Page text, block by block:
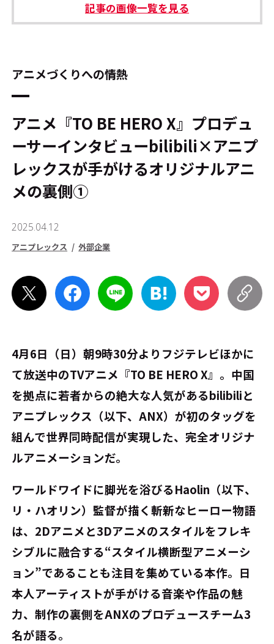
本サイトご利用にあたって Cookie Settings
記事の画像一覧を見る
アニメづくりへの情熱
アニメ『TO BE HERO X』プロデュ
ーサーインタビュー――bilibili×アニプ
レックスが手がけるオリジナルアニ
メの裏側①
2025.04.12
アニプレックス 外部企業
4月6日（日）朝9時30分よりフジテレビほかに
て放送中のTVアニメ『TO BE HERO X』。中国
を拠点に若者からの絶⼤な⼈気があるbilibiliと
アニプレックス（以下、ANX）が初のタッグを
組んで世界同時配信が実現した、完全オリジナ
ルアニメーションだ。
ワールドワイドに脚光を浴びるHaolin（以下、
リ・ハオリン）監督が描く斬新なヒーロー物語
は、2Dアニメと3Dアニメのスタイルをフレキ
シブルに融合する“スタイル横断型アニメーシ
ョン”であることも注目を集めている本作。日
本人アーティストが手がける音楽や作品の魅
力、制作の裏側をANXのプロデュースチーム3
名が語る。